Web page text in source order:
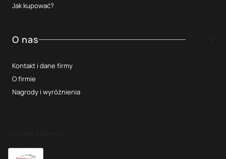
Jak kupować?
O nas
Kontakt i dane firmy
O firmie
Nagrody i wyróżnienia